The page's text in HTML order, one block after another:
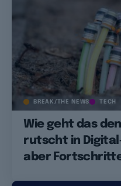
BREAK/THE NEWS TECH
Wie geht das
rutscht in
aber